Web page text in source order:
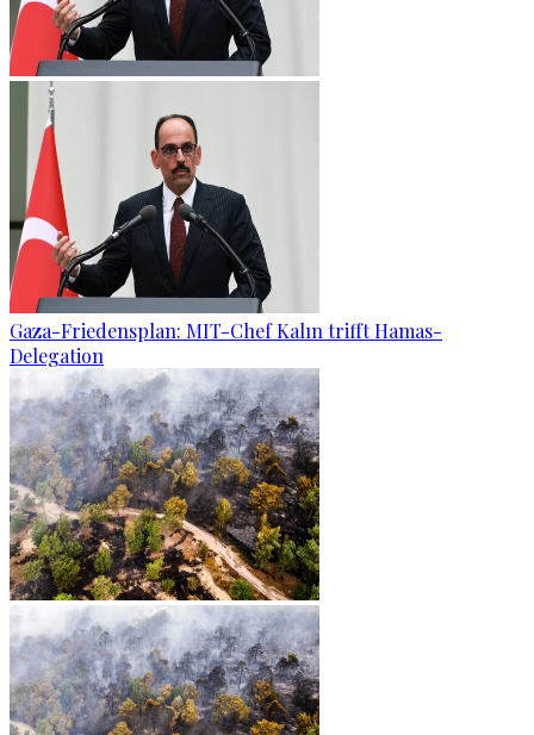
Gaza-Friedensplan: MIT-Chef Kalın trifft Hamas-
Delegation